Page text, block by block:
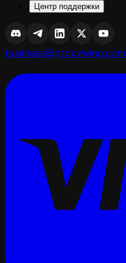
Центр поддержки
business@proxywing.com